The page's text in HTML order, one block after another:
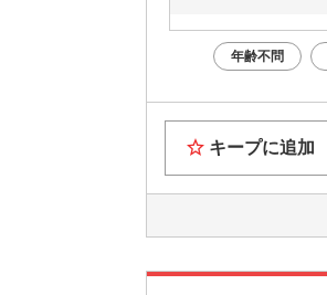
年齢不問
キープに追加